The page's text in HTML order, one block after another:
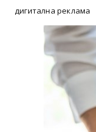
дигитална реклама